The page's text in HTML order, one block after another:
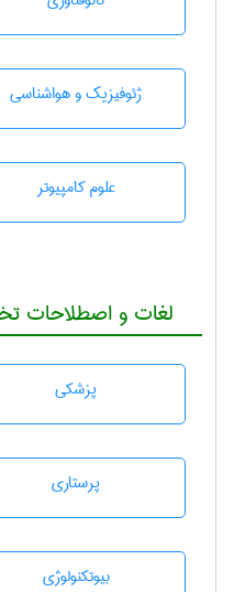
ژئوفيزيك و هواشناسی
علوم کامپیوتر
لغات و اصطلاحات
پزشكی
پرستاری
بيوتكنولوژی